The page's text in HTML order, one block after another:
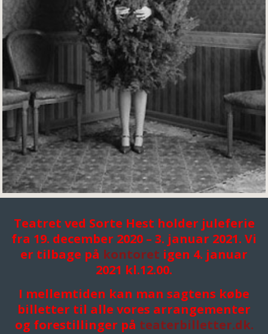
Teatret ved Sorte Hest holder juleferie
fra 19. december 2020 – 3. januar 2021. Vi
er tilbage på kontoret igen 4. januar
2021 kl.12.00.
I mellemtiden kan man sagtens købe
billetter til alle vores arrangementer
og forestillinger på teaterbilletter.dk.